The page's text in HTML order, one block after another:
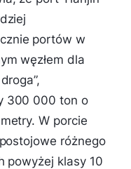
portów w
węzłem dla
300 000 ton o
W porcie
różnego
powyżej klasy 10